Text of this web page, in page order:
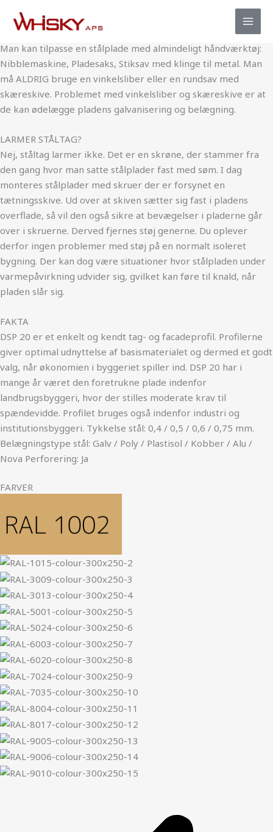
STÅLPLADER
TILPASNING AF STÅLPLADEN?
Man kan tilpasse en stålplade med almindeligt håndværktøj:
Nibblemaskine, Pladesaks, Stiksav med klinge til metal. Man
må ALDRIG bruge en vinkelsliber eller en rundsav med
skæreskive. Problemet med vinkelsliber og skæreskive er at
de kan ødelægge pladens galvanisering og belægning.
LARMER STÅLTAG?
Nej, ståltag larmer ikke. Det er en skrøne, der stammer fra
den gang hvor man satte stålplader fast med søm. I dag
monteres stålplader med skruer der er forsynet en
tætningsskive. Ud over at skiven sætter sig fast i pladens
overflade, så vil den også sikre at bevægelser i pladerne går
over i skruerne. Derved fjernes støj generne. Du oplever
derfor ingen problemer med støj på en normalt isoleret
bygning. Der kan dog være situationer hvor stålpladen under
varmepåvirkning udvider sig, gvilket kan føre til knald, når
pladen slår sig.
FAKTA
DSP 20 er et enkelt og kendt tag- og facadeprofil. Profilerne
giver optimal udnyttelse af basismaterialet og dermed et godt
valg, når økonomien i byggeriet spiller ind. DSP 20 har i
mange år været den foretrukne plade indenfor
landbrugsbyggeri, hvor der stilles moderate krav til
spændevidde. Profilet bruges også indenfor industri og
institutionsbyggeri. Tykkelse stål: 0,4 / 0,5 / 0,6 / 0,75 mm.
Belægningstype stål: Galv / Poly / Plastisol / Kobber / Alu /
Nova Perforering: Ja
FARVER